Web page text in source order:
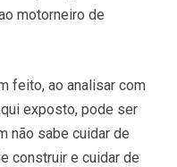
motorneiro de
feito, ao analisar com
exposto, pode ser
não sabe cuidar de
construir e cuidar de